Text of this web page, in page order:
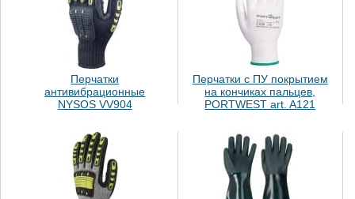
Перчатки
антивибрационные
NYSOS VV904
Перчатки с ПУ покрытием
на кончиках пальцев,
PORTWEST art. A121